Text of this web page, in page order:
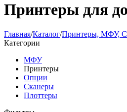
Принтеры для
Главная/Каталог/Принтеры, МФУ,
Категории
МФУ
Принтеры
Опции
Сканеры
Плоттеры